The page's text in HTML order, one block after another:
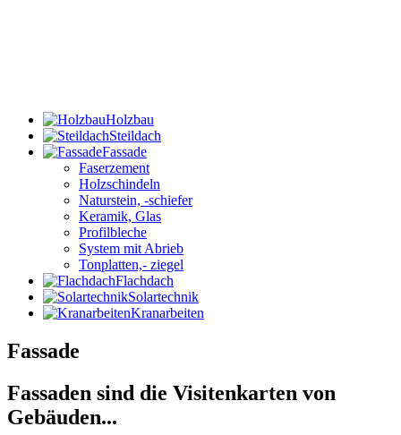
Holzbau
Steildach
Fassade
Faserzement
Holzschindeln
Naturstein, -schiefer
Keramik, Glas
Profilbleche
System mit Abrieb
Tonplatten,- ziegel
Flachdach
Solartechnik
Kranarbeiten
Fassade
Fassaden sind die Visitenkarten von
Gebäuden...